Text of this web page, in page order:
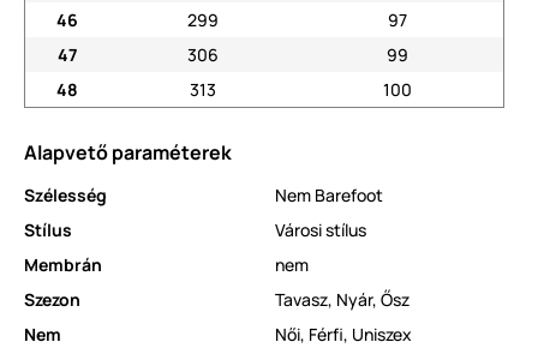
46 299
97
47
306
99
48
313 100
Alapvető paraméterek
Szélesség
Nem Barefoot
Stílus
Városi stílus
Membrán
nem
Szezon
Tavasz, Nyár, Ősz
Nem
Női, Férfi, Uniszex